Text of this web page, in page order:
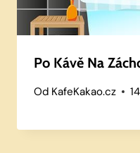
Po Kávě Na
Od KafeKakao.cz